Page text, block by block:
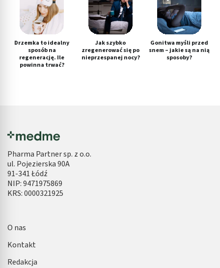
Drzemka to idealny
sposób na
regenerację. Ile
powinna trwać?
Jak szybko
zregenerować się po
nieprzespanej nocy?
Gonitwa myśli przed
snem – jakie są na nią
sposoby?
Pharma Partner sp. z o.o.
ul. Pojezierska 90A
91-341 Łódź
NIP: 9471975869
KRS: 0000321925
O nas
Kontakt
Redakcja